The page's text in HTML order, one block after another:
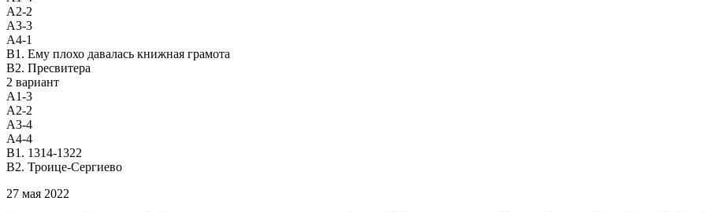
А2-2
А3-3
А4-1
В1. Ему плохо давалась книжная грамота
В2. Пресвитера
2 вариант
А1-3
А2-2
А3-4
А4-4
В1. 1314-1322
В2. Троице-Сергиево
27 мая 2022